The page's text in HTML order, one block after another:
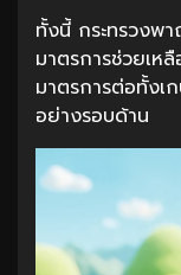
ทั้งนี้ กระทรวงพ
มาตรการช่วยเห
มาตรการต่อทั้งเ
อย่างรอบด้าน